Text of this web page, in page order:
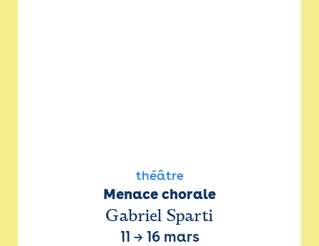
théâtre
Menace chorale
Gabriel Sparti
11 → 16 mars